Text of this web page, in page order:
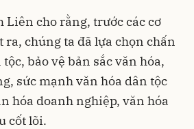
Liên cho rằng, trước các cơ
ra, chúng ta đã lựa chọn chấn
bảo vệ bản sắc văn hóa,
sức mạnh văn hóa dân tộc
hóa doanh nghiệp, văn hóa
cốt lõi.